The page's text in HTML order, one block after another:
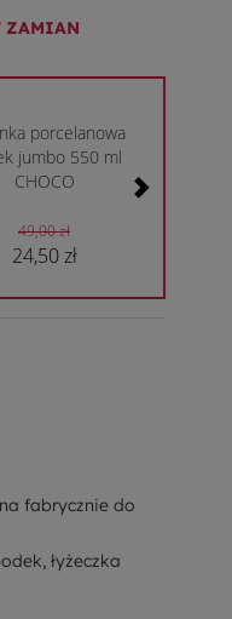
ZAMIAN
porcelanowa
jumbo 550 ml
CHOCO
49,00 zł
24,50 zł
fabrycznie do
łyżeczka